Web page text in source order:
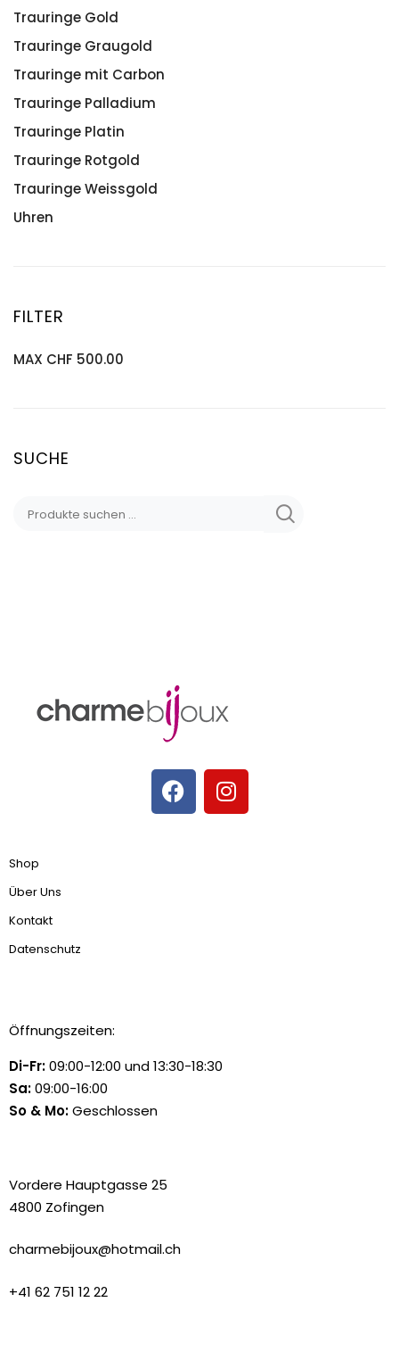
Trauringe Gold
Trauringe Graugold
Trauringe mit Carbon
Trauringe Palladium
Trauringe Platin
Trauringe Rotgold
Trauringe Weissgold
Uhren
FILTER
MAX CHF 500.00
SUCHE
Shop
Über Uns
Kontakt
Datenschutz
Öffnungszeiten:
Di-Fr:09:00-12:00 und 13:30-18:30
Sa:09:00-16:00
So & Mo:Geschlossen
Vordere Hauptgasse 25
4800 Zofingen
charmebijoux@hotmail.ch
+41 62 751 12 22